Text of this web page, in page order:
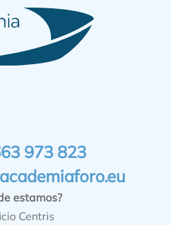
973 823
estamos?
Centris